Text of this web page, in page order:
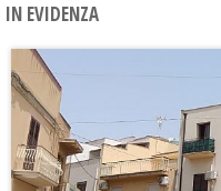
IN EVIDENZA